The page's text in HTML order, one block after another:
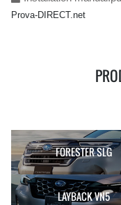
Prova-DIRECT.net
FORESTER SLG
LAYBACK VN5